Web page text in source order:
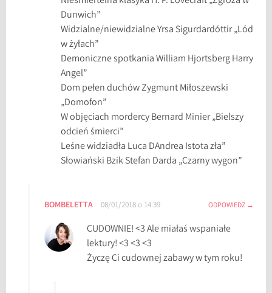
i
2
1
,
W
i
e
o
u
k
o
Dunwich”
Widzialne/niewidzialne Yrsa Sigurdardóttir „Lód
w żyłach”
Demoniczne spotkania William Hjortsberg Harry
Angel”
Dom pełen duchów Zygmunt Miłoszewski
„Domofon”
W objęciach mordercy Bernard Minier „Bielszy
odcień śmierci”
Leśne widziadła Luca DAndrea Istota zła”
Słowiański Bzik Stefan Darda „Czarny wygon”
BOMBELETTA 08/01/2018 o 14:39 ODPOWIEDZ
CUDOWNIE! <3 Ale miałaś wspaniałe
lektury! <3 <3 <3
Życzę Ci cudownej zabawy w tym roku!